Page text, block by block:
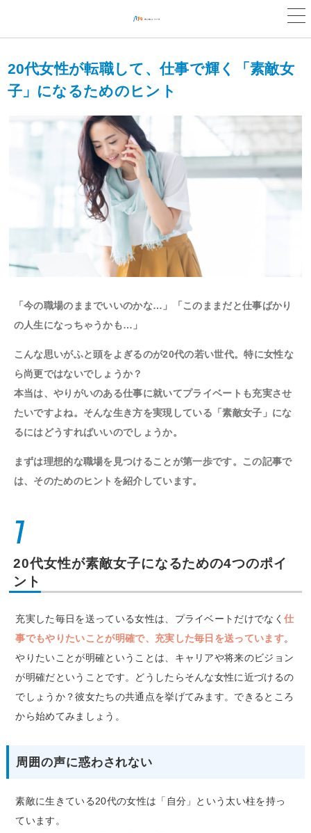
20代女性が転職して、仕事で輝く「素敵女
子」になるためのヒント
「今の職場のままでいいのかな…」「このままだと仕事ばかり
の人生になっちゃうかも…」
こんな思いがふと頭をよぎるのが20代の若い世代。特に女性な
ら尚更ではないでしょうか？
本当は、やりがいのある仕事に就いてプライベートも充実させ
たいですよね。そんな生き方を実現している「素敵女子」にな
るにはどうすればいいのでしょうか。
まずは理想的な職場を見つけることが第一歩です。この記事で
は、そのためのヒントを紹介しています。
1
20代女性が素敵女子になるための4つのポイ
ント
充実した毎日を送っている女性は、プライベートだけでなく仕
事でもやりたいことが明確で、充実した毎日を送っています。
やりたいことが明確ということは、キャリアや将来のビジョン
が明確だということです。どうしたらそんな女性に近づけるの
でしょうか？彼女たちの共通点を挙げてみます。できるところ
から始めてみましょう。
周囲の声に惑わされない
素敵に生きている20代の女性は「自分」という太い柱を持っ
ています。